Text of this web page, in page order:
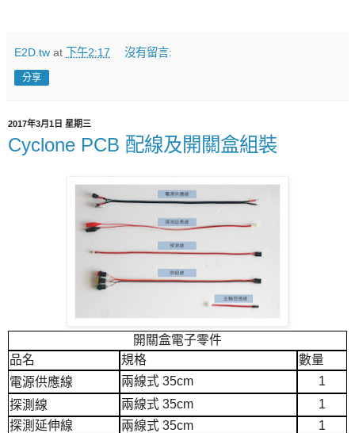
E2D.tw at 下午2:17 沒有留言:
分享
2017年3月1日 星期三
Cyclone PCB 配線及開關盒組裝
開關盒電子零件
品名
規格 數量
電源供應線 兩線式 35cm 1
探測線 兩線式 35cm
1
探測延伸線
兩線式 35cm 1